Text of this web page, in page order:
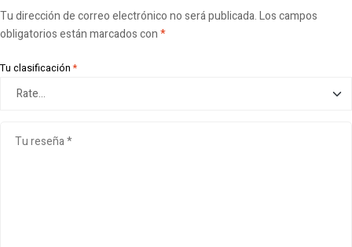
Tu dirección de correo electrónico no será publicada.Los campos
obligatorios están marcados con*
Tu clasificación*